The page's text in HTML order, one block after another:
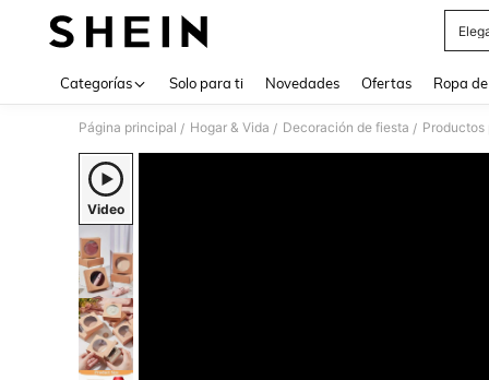
Categorías Solo para ti Novedades Ofertas Ropa
Página principal / Hogar & Vida / Decoración de fiesta / Productos
Video